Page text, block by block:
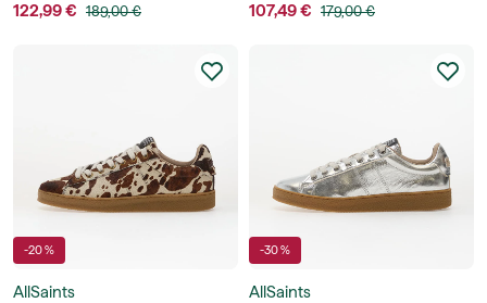
122,99 € 189,00 €
107,49 € 179,00 €
-20 %
AllSaints
-30 %
AllSaints